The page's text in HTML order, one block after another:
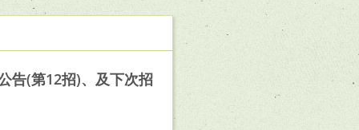
告(第12招)、及下次招